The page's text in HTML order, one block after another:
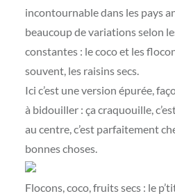
incontournable dans les pays
beaucoup de variations selon
constantes : le coco et les
souvent, les raisins secs.
Ici c’est une version épurée,
à bidouiller : ça craquouille,
au centre, c’est parfaitement
bonnes choses.
Flocons, coco, fruits secs : le